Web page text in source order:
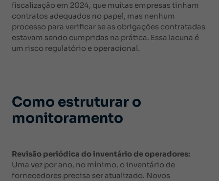
fiscalização em 2024, que muitas empresas tinham
contratos adequados no papel, mas nenhum
processo para verificar se as obrigações contratadas
estavam sendo cumpridas na prática. Essa lacuna é
um risco regulatório e operacional.
Como estruturar o
monitoramento
Revisão periódica do inventário de operadores:
Uma vez por ano, no mínimo, o inventário de
fornecedores precisa ser atualizado. Novos